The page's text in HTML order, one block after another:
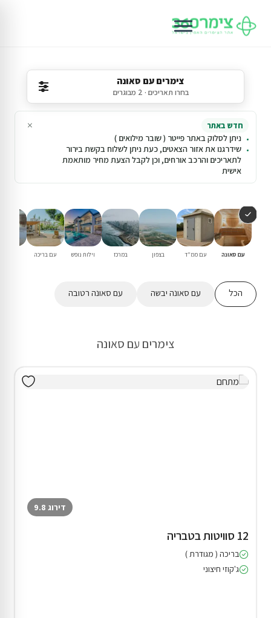
צימרים עם סאונה
בחרו תאריכים · 2 מבוגרים
חדש באתר
ניתן לסלוק באתר פייטר ( שובר מילואים )
שידרגנו את אזור הצאטים, כעת ניתן לשלוח בקשת בירור
לתאריכים והרכב אורחים, וכן לקבל הצעת מחיר מותאמת
אישית
×
עם סאונה עם ממ"ד בצפון במרכז וילות נופש עם בריכה
הכל עם סאונה יבשה עם סאונה רטובה
צימרים עם סאונה
דירוג 9.8
12 סוויטות בטבריה
בריכה ( מגודרת )
ג'קוזי חיצוני